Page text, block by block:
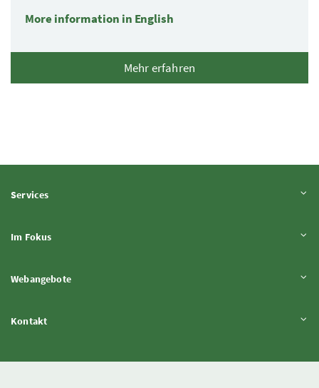
More information in English
Mehr erfahren
ServicesInhalt aufklappen
Im FokusInhalt aufklappen
WebangeboteInhalt aufklappen
KontaktInhalt aufklappen